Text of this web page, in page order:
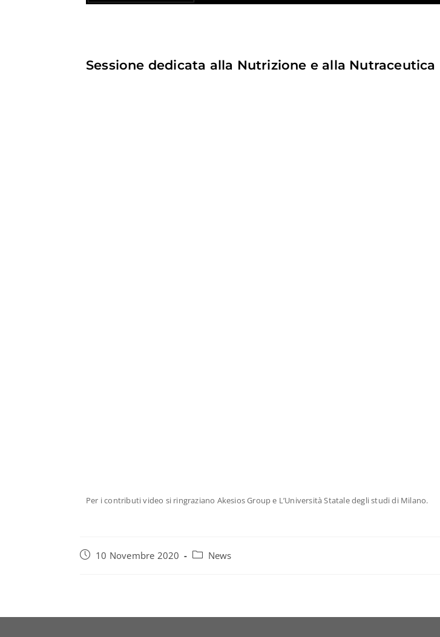
Sessione dedicata alla Nutrizione e alla
Per i contributi video si ringraziano Akesios Group e L’Università Statale degli studi di Milano.
10 Novembre 2020 News